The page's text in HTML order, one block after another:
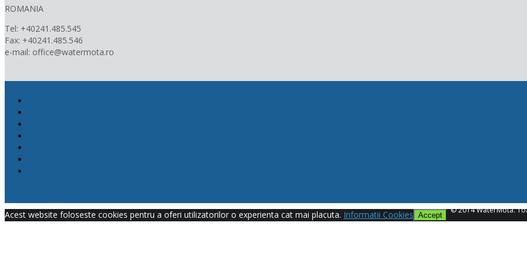
ROMANIA
Tel: +40241.485.545
Fax: +40241.485.546
e-mail: office@watermota.ro
© 2014 WaterMota.
Acest website foloseste cookies pentru a oferi utilizatorilor o experienta cat mai placuta. Informatii Cookies Accept